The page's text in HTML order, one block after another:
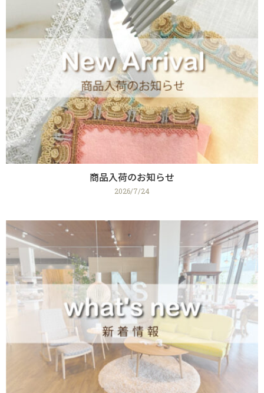
商品入荷のお知らせ
2026/7/24